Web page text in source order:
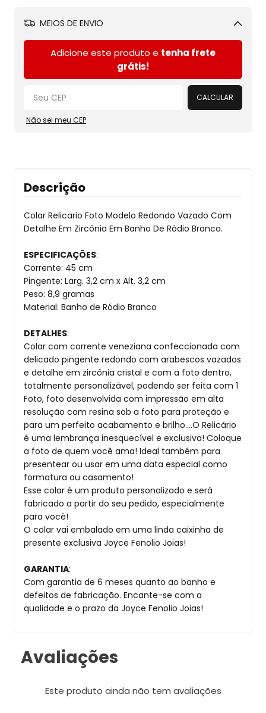
MEIOS DE ENVIO
Adicione este produto e tenha frete
grátis!
CALCULAR
Não sei meu CEP
Descrição
Colar Relicario Foto Modelo Redondo Vazado Com
Detalhe Em Zircônia Em Banho De Ródio Branco.
ESPECIFICAÇÕES:
Corrente: 45 cm
Pingente: Larg. 3,2 cm x Alt. 3,2 cm
Peso: 8,9 gramas
Material: Banho de Ródio Branco
DETALHES:
Colar com corrente veneziana confeccionada com
delicado pingente redondo com arabescos vazados
e detalhe em zircônia cristal e com a foto dentro,
totalmente personalizável, podendo ser feita com 1
Foto, foto desenvolvida com impressão em alta
resolução com resina sob a foto para proteção e
para um perfeito acabamento e brilho....O Relicário
é uma lembrança inesquecível e exclusiva! Coloque
a foto de quem você ama! Ideal também para
presentear ou usar em uma data especial como
formatura ou casamento!
Esse colar é um produto personalizado e será
fabricado a partir do seu pedido, especialmente
para você!
O colar vai embalado em uma linda caixinha de
presente exclusiva Joyce Fenolio Joias!
GARANTIA:
Com garantia de 6 meses quanto ao banho e
defeitos de fabricação. Encante-se com a
qualidade e o prazo da Joyce Fenolio Joias!
Avaliações
Este produto ainda não tem avaliações